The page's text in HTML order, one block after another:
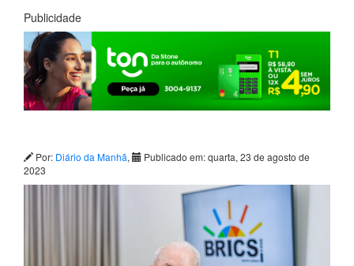
Publicidade
Por: Diário da Manhã,
Publicado em: quarta, 23 de agosto de
2023